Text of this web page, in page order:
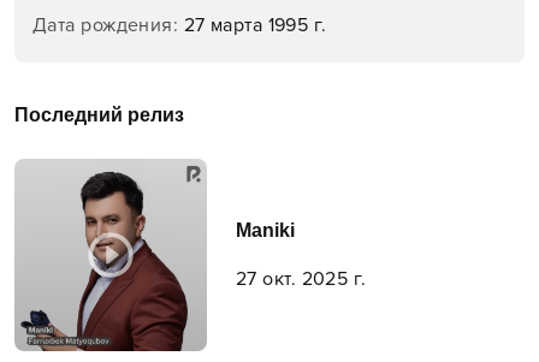
Дата рождения: 27 марта 1995 г.
Последний релиз
Maniki
27 окт. 2025 г.